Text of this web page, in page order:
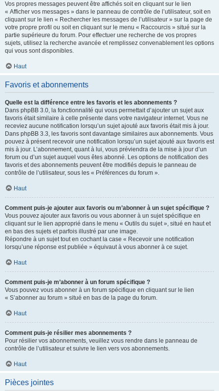
Vos propres messages peuvent être affichés soit en cliquant sur le lien
« Afficher vos messages » dans le panneau de contrôle de l’utilisateur, soit en
cliquant sur le lien « Rechercher les messages de l’utilisateur » sur la page de
votre propre profil ou soit en cliquant sur le menu « Raccourcis » situé sur la
partie supérieure du forum. Pour effectuer une recherche de vos propres
sujets, utilisez la recherche avancée et remplissez convenablement les options
qui vous sont disponibles.
Haut
Favoris et abonnements
Quelle est la différence entre les favoris et les abonnements ?
Dans phpBB 3.0, la fonctionnalité qui vous permettait d’ajouter un sujet aux
favoris était similaire à celle présente dans votre navigateur internet. Vous ne
receviez aucune notification lorsqu’un sujet ajouté aux favoris était mis à jour.
Dans phpBB 3.3, les favoris sont davantage similaires aux abonnements. Vous
pouvez à présent recevoir une notification lorsqu’un sujet ajouté aux favoris est
mis à jour. L’abonnement, quant à lui, vous préviendra de la mise à jour d’un
forum ou d’un sujet auquel vous êtes abonné. Les options de notification des
favoris et des abonnements peuvent être modifiés depuis le panneau de
contrôle de l’utilisateur, sous les « Préférences du forum ».
Haut
Comment puis-je ajouter aux favoris ou m’abonner à un sujet spécifique ?
Vous pouvez ajouter aux favoris ou vous abonner à un sujet spécifique en
cliquant sur le lien approprié dans le menu « Outils du sujet », situé en haut et
en bas des sujets et parfois illustré par une image.
Répondre à un sujet tout en cochant la case « Recevoir une notification
lorsqu’une réponse est publiée » équivaut à vous abonner à ce sujet.
Haut
Comment puis-je m’abonner à un forum spécifique ?
Vous pouvez vous abonner à un forum spécifique en cliquant sur le lien
« S’abonner au forum » situé en bas de la page du forum.
Haut
Comment puis-je résilier mes abonnements ?
Pour résilier vos abonnements, veuillez vous rendre dans le panneau de
contrôle de l’utilisateur et suivre le lien vers vos abonnements.
Haut
Pièces jointes